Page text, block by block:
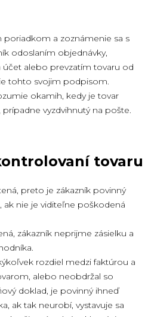
poriadkom a zoznámenie sa s
odoslaním objednávky,
alebo prevzatím tovaru od
tohto svojim podpisom.
okamih, kedy je tovar
vyzdvihnutý na pošte.
tovaru
preto je zákazník povinný
ak nie je viditeľne poškodená
zákazník neprijme zásielku a
rozdiel medzi faktúrou a
alebo neobdržal so
doklad, je povinný ihneď
ak tak neurobí, vystavuje sa